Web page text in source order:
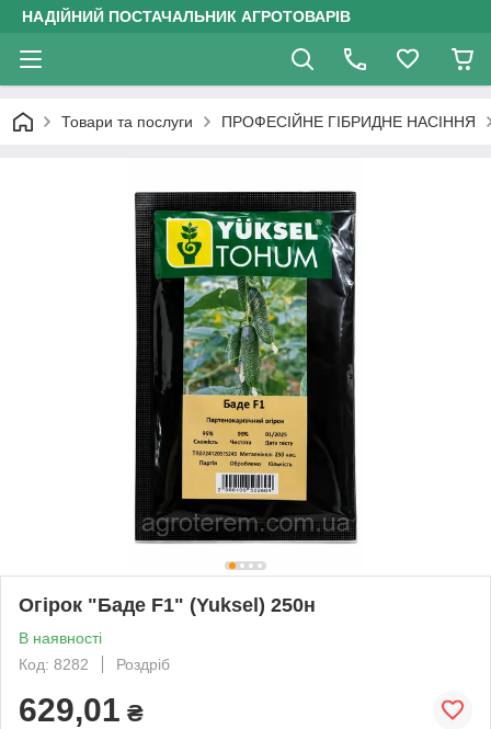
НАДІЙНИЙ ПОСТАЧАЛЬНИК АГРОТОВАРІВ
Товари та послуги ПРОФЕСІЙНЕ ГІБРИДНЕ НАСІННЯ
Огірок "Баде F1" (Yuksel) 250н
В наявності
Код: 8282
Роздріб
629,01 ₴